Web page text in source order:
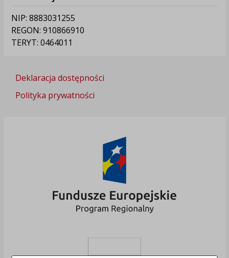
NIP: 8883031255
REGON: 910866910
TERYT: 0464011
Deklaracja dostępności
Polityka prywatności